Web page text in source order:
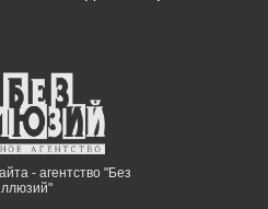
- агентство "Без